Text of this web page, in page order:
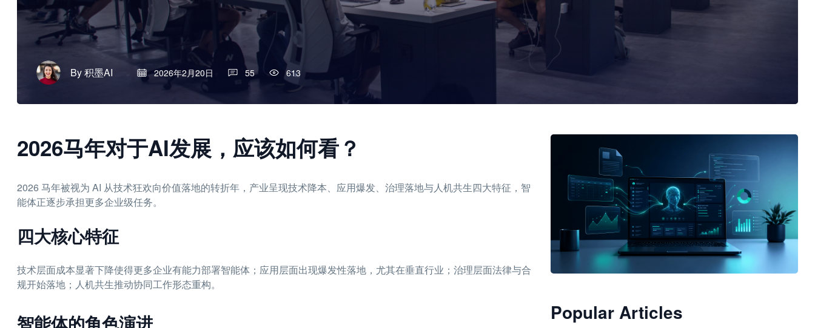
By积墨AI 2026年2月20日 55 613
2026马年对于AI发展，应该如何看？
2026 马年被视为 AI 从技术狂欢向价值落地的转折年，产业呈现技术降本、应用爆发、治理落地与人机共生四大特征，智
能体正逐步承担更多企业级任务。
四大核心特征
技术层面成本显著下降使得更多企业有能力部署智能体；应用层面出现爆发性落地，尤其在垂直行业；治理层面法律与合
规开始落地；人机共生推动协同工作形态重构。
智能体的角色演进 JimoClaw 桌面 AI Agent 工作台
Popular Articles